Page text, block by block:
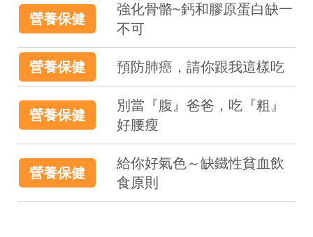
營養保健
強化骨骼~鈣和膠原蛋白缺一
不可
營養保健 預防肺癌，請你跟我這樣吃
營養保健
別當『腹』爸爸，吃『粗』
好腰瘦
營養保健
給你好氣色～缺鐵性貧血飲
食原則